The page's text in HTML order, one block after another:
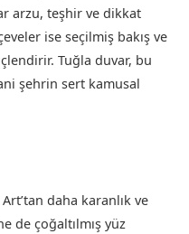
arzu, teşhir ve dikkat
ise seçilmiş bakış ve
Tuğla duvar, bu
şehrin sert kamusal
daha karanlık ve
de çoğaltılmış yüz